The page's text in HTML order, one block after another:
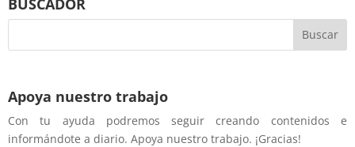
Apoya nuestro trabajo
Con tu ayuda podremos seguir creando contenidos e
informándote a diario. Apoya nuestro trabajo. ¡Gracias!